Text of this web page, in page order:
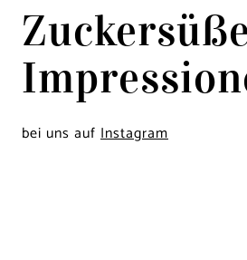
Zuckersüße
bei uns auf Instagram